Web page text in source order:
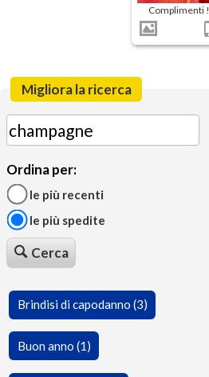
Complimenti !
Migliora la ricerca
Ordina per:
le più recenti
le più spedite
Cerca
Brindisi di capodanno (3)
Buon anno (1)